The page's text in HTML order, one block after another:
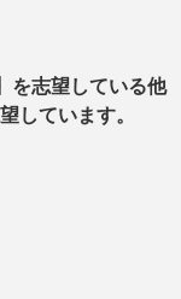
を志望している他
しています。